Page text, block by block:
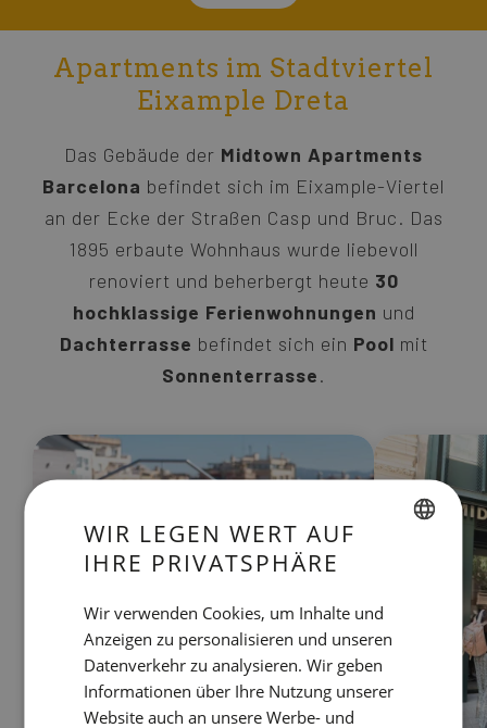
Apartments im Stadtviertel
Eixample Dreta
Das Gebäude der Midtown Apartments
Barcelona befindet sich im Eixample-Viertel
an der Ecke der Straßen Casp und Bruc. Das
1895 erbaute Wohnhaus wurde liebevoll
renoviert und beherbergt heute 30
hochklassige Ferienwohnungen und
Dachterrasse befindet sich ein Pool mit
Sonnenterrasse.
CATALAN
GERMAN
WIR LEGEN WERT AUF
IHRE PRIVATSPHÄRE
Wir verwenden Cookies, um Inhalte und
Anzeigen zu personalisieren und unseren
Datenverkehr zu analysieren. Wir geben
Informationen über Ihre Nutzung unserer
Website auch an unsere Werbe- und